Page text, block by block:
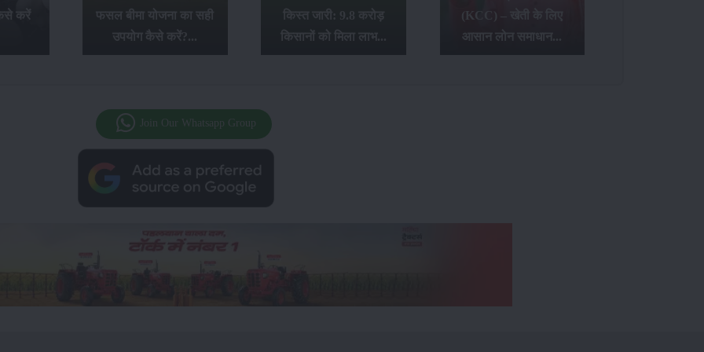
करें
फसल बीमा योजना का सही
उपयोग कैसे करें?...
किस्त जारी: 9.8 करोड़
किसानों को मिला लाभ...
(KCC) – खेती के लिए
आसान लोन समाधान...
Join Our Whatsapp Group